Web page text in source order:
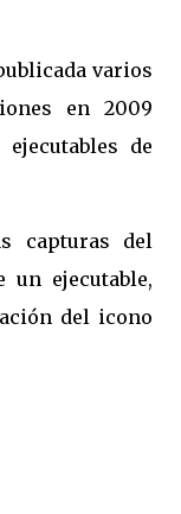
varios
en 2009
de
capturas del
ejecutable,
del icono